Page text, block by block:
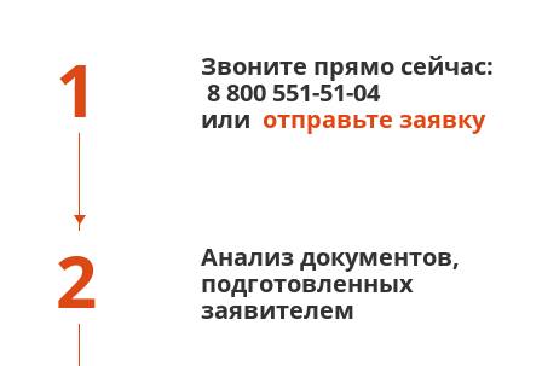
1
Звоните прямо сейчас:
8 800 551-51-04
или отправьте заявку
2
Анализ документов,
подготовленных
заявителем